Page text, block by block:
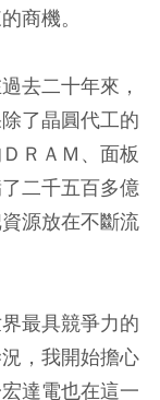
商機。
去二十年來，
了晶圓代工的
ＲＡＭ、面板
二千五百多億
源放在不斷流
最具競爭力的
，我開始擔心
達電也在這一